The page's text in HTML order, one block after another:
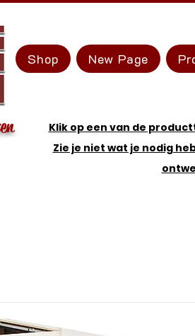
Shop New Page
Klik op een van de
Zie je niet wat je nodig